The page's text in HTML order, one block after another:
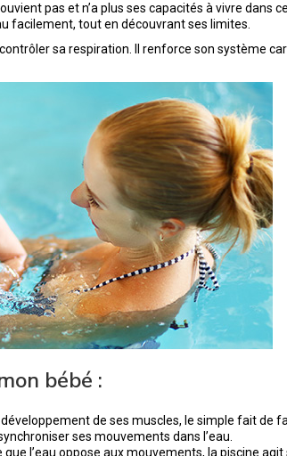
pas et n’a plus ses capacités à vivre dans
facilement, tout en découvrant ses limites.
sa respiration. Il renforce son système
bébé :
de ses muscles, le simple fait de
ses mouvements dans l’eau.
que l’eau oppose aux mouvements, la piscine